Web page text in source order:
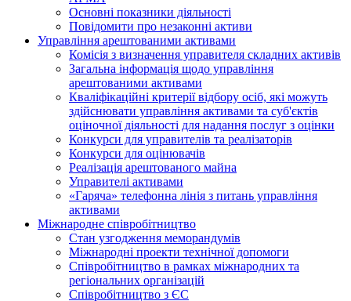
Основні показники діяльності
Повідомити про незаконні активи
Управління арештованими активами
Комісія з визначення управителя складних активів
Загальна інформація щодо управління
арештованими активами
Кваліфікаційні критерії відбору осіб, які можуть
здiйснювати управління активами та суб'єктів
оціночної діяльності для надання послуг з оцінки
Конкурси для управителів та реалізаторів
Конкурси для оцінювачів
Реалізація арештованого майна
Управителі активами
«Гаряча» телефонна лінія з питань управління
активами
Міжнародне співробітництво
Стан узгодження меморандумів
Міжнародні проекти технічної допомоги
Співробітництво в рамках міжнародних та
регіональних організацій
Співробітництво з ЄС